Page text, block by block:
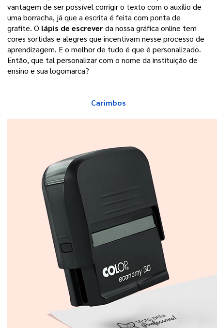
vantagem de ser possível corrigir o texto com o auxílio de
uma borracha, já que a escrita é feita com ponta de
grafite. O lápis de escreverda nossa gráfica online tem
cores sortidas e alegres que incentivam nesse processo de
aprendizagem. E o melhor de tudo é que é personalizado.
Então, que tal personalizar com o nome da instituição de
ensino e sua logomarca?
Carimbos